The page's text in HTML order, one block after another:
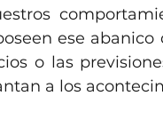
ese
o las
a los